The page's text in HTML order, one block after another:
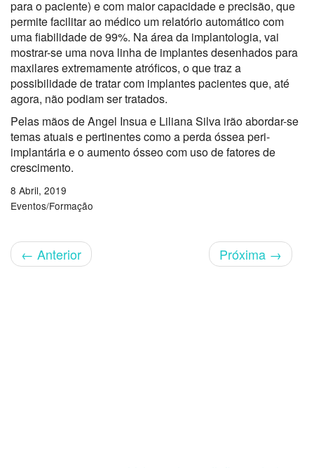
para o paciente) e com maior capacidade e precisão, que
permite facilitar ao médico um relatório automático com
uma fiabilidade de 99%. Na área da implantologia, vai
mostrar-se uma nova linha de implantes desenhados para
maxilares extremamente atróficos, o que traz a
possibilidade de tratar com implantes pacientes que, até
agora, não podiam ser tratados.
Pelas mãos de Angel Insua e Liliana Silva irão abordar-se
temas atuais e pertinentes como a perda óssea peri-
implantária e o aumento ósseo com uso de fatores de
crescimento.
8 Abril, 2019
Eventos/Formação
← Anterior Próxima →